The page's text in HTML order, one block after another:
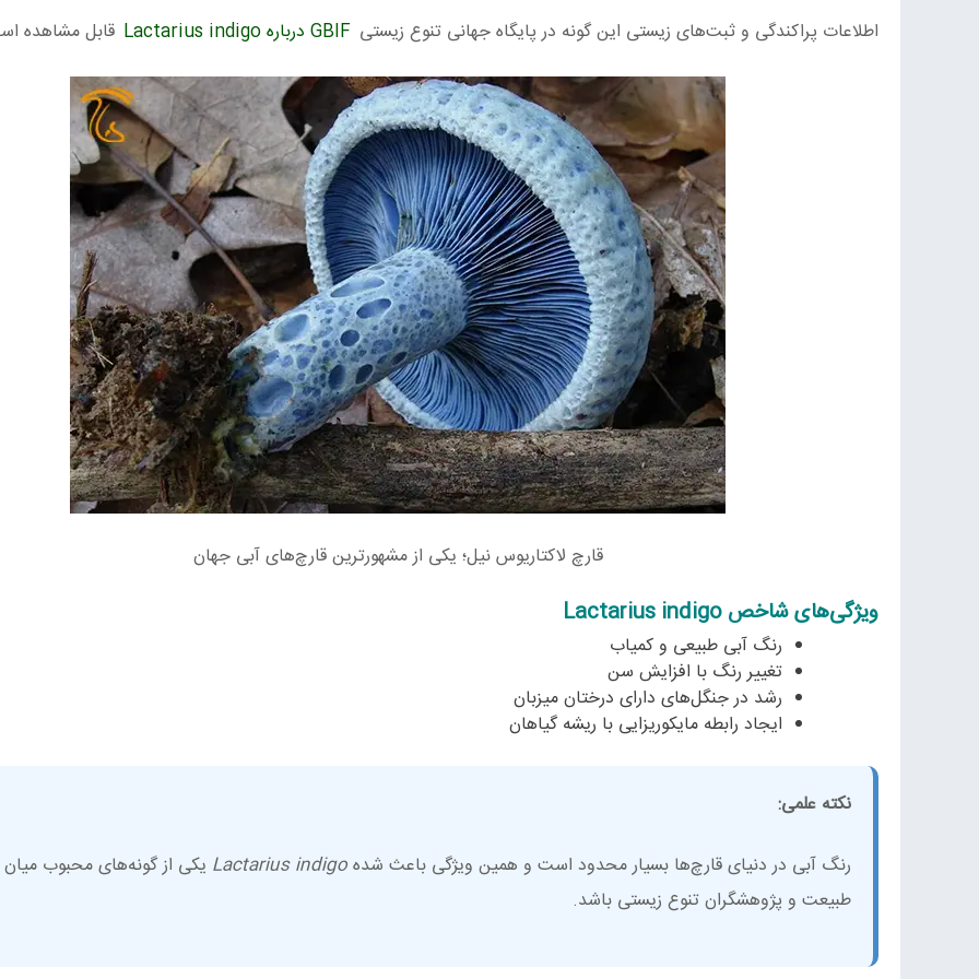
اطلاعات پراکندگی و ثبت‌های زیستی این گونه در پایگاه جهانی تنوع زیستی GBIF درباره Lactarius indigo قابل مشاهده
قارچ لاکتاریوس نیل؛ یکی از مشهورترین قارچ‌های آبی جهان
ویژگی‌های شاخص Lactarius indigo
رنگ آبی طبیعی و کمیاب
تغییر رنگ با افزایش سن
رشد در جنگل‌های دارای درختان میزبان
ایجاد رابطه مایکوریزایی با ریشه گیاهان
نکته علمی:
رنگ آبی در دنیای قارچ‌ها بسیار محدود است و همین ویژگی باعث شدهLactarius indigo یکی از گونه‌های محبوب
طبیعت و پژوهشگران تنوع زیستی باشد.